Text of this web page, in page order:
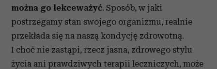
można go lekceważyć. Sposób, w jaki
postrzegamy stan swojego organizmu, realnie
przekłada się na naszą kondycję zdrowotną.
I choć nie zastąpi, rzecz jasna, zdrowego stylu
życia ani prawdziwych terapii leczniczych, może